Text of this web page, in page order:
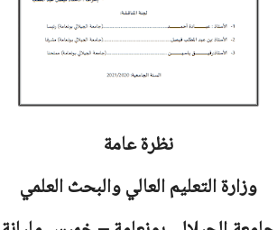
نظرة عامة
وزارة التعليم العالي والبحث العلمي